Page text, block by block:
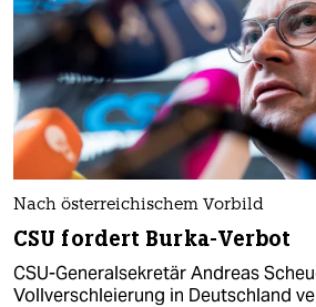
Nach österreichischem Vorbild
CSU fordert Burka-Verbot
CSU-Generalsekretär Andreas
Vollverschleierung in Deutschland